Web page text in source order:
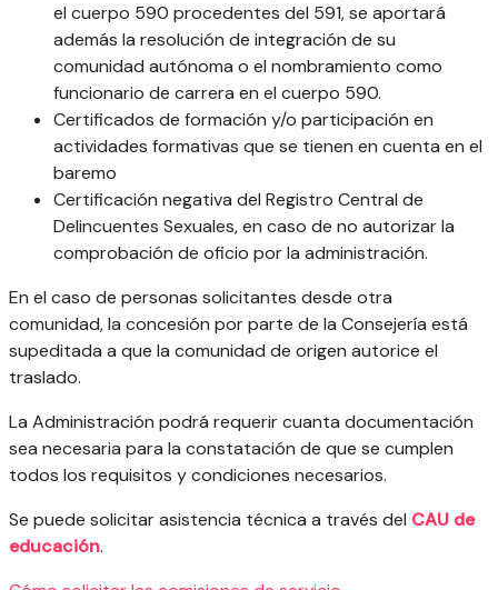
el cuerpo 590 procedentes del 591, se aportará
además la resolución de integración de su
comunidad autónoma o el nombramiento como
funcionario de carrera en el cuerpo 590.
Certificados de formación y/o participación en
actividades formativas que se tienen en cuenta en el
baremo
Certificación negativa del Registro Central de
Delincuentes Sexuales, en caso de no autorizar la
comprobación de oficio por la administración.
En el caso de personas solicitantes desde otra
comunidad, la concesión por parte de la Consejería está
supeditada a que la comunidad de origen autorice el
traslado.
La Administración podrá requerir cuanta documentación
sea necesaria para la constatación de que se cumplen
todos los requisitos y condiciones necesarios.
Se puede solicitar asistencia técnica a través del CAU de
educación.